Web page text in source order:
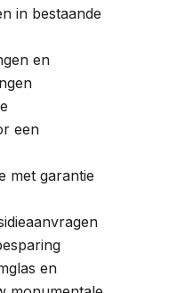
in bestaande
en
een
met garantie
en